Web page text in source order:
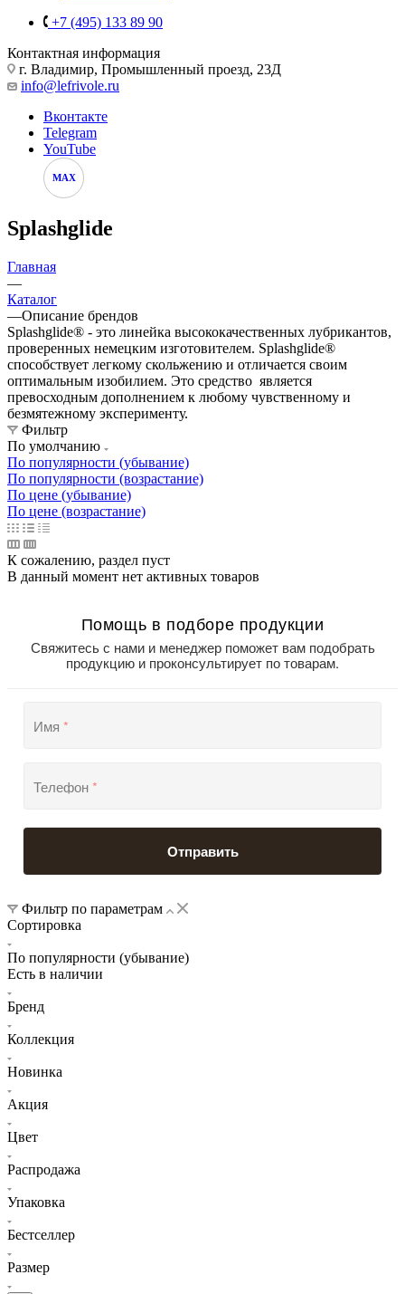
+7 (495) 133 89 90
Контактная информация
г. Владимир, Промышленный проезд, 23Д
info@lefrivole.ru
Вконтакте
Telegram
YouTube
MAX
Splashglide
Главная
—
Каталог
—Описание брендов
Splashglide® - это линейка высококачественных лубрикантов,
проверенных немецким изготовителем. Splashglide®
способствует легкому скольжению и отличается своим
оптимальным изобилием. Это средство является
превосходным дополнением к любому чувственному и
безмятежному эксперименту.
Фильтр
По умолчанию
По популярности (убывание)
По популярности (возрастание)
По цене (убывание)
По цене (возрастание)
К сожалению, раздел пуст
В данный момент нет активных товаров
Помощь в подборе продукции
Свяжитесь с нами и менеджер поможет вам подобрать
продукцию и проконсультирует по товарам.
Имя *
Телефон*
Отправить
Фильтр по параметрам
Сортировка
По популярности (убывание)
Есть в наличии
Бренд
Коллекция
Новинка
Акция
Цвет
Распродажа
Упаковка
Бестселлер
Размер